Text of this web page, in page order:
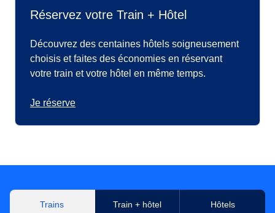
Réservez votre Train + Hôtel
Découvrez des centaines hôtels soigneusement
choisis et faites des économies en réservant
votre train et votre hôtel en même temps.
Je réserve
Trains Train + hôtel Hôtels